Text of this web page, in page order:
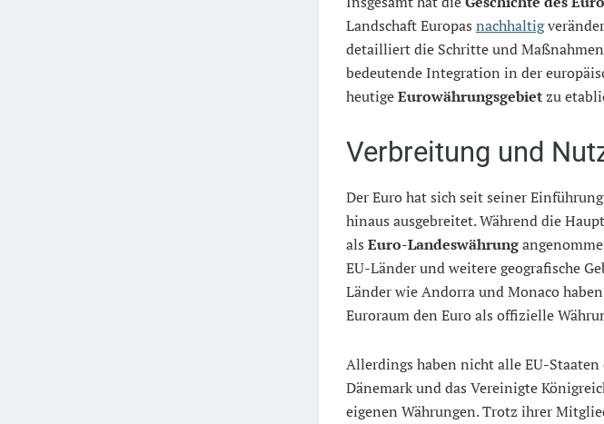
Landschaft Europas nachhaltig
detailliert die Schritte und
bedeutende Integration in der
heutigeEurowährungsgebietzu
Verbreitung und
Der Euro hat sich seit seiner
hinaus ausgebreitet. Während die
als Euro-Landeswährung
EU-Länder und weitere geografische
Länder wie Andorra und Monaco
Euroraum den Euro als offizielle
Allerdings haben nicht alle EU-
Dänemark und das Vereinigte
eigenen Währungen. Trotz ihrer